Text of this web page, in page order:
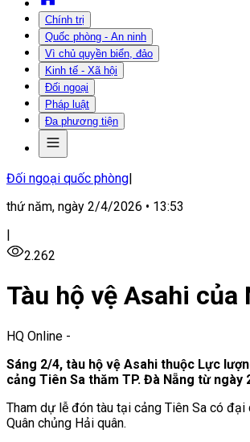
Chính trị
Quốc phòng - An ninh
Vì chủ quyền biển, đảo
Kinh tế - Xã hội
Đối ngoại
Pháp luật
Đa phương tiện
Đối ngoại quốc phòng|
thứ năm, ngày 2/4/2026 • 13:53
|
2.262
Tàu hộ vệ Asahi
HQ Online -
Sáng 2/4, tàu hộ vệ Asahi thuộc Lực
cảng Tiên Sa thăm TP. Đà Nẵng từ ngày
Tham dự lễ đón tàu tại cảng Tiên Sa có đại
Quân chủng Hải quân.